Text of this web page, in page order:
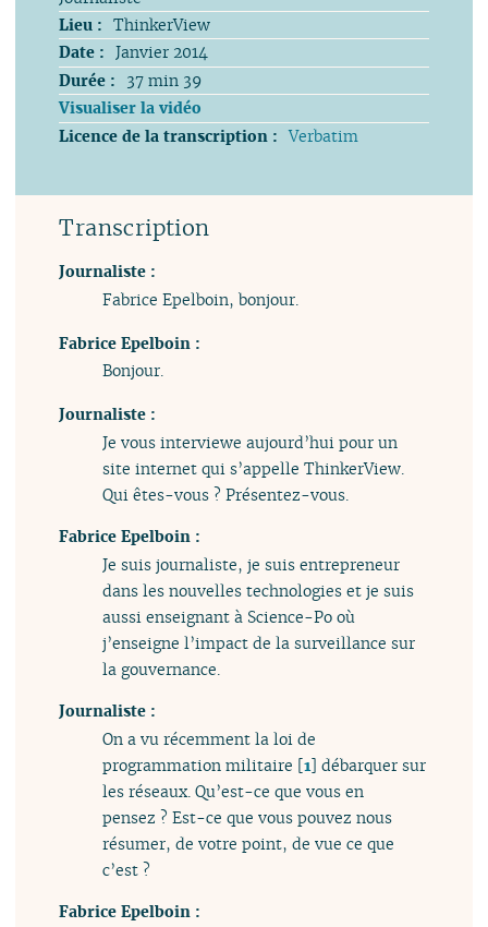
Lieu : ThinkerView
Date : Janvier 2014
Durée :
37 min 39
Visualiser la vidéo
Licence de la transcription : Verbatim
Transcription
Journaliste :
Fabrice Epelboin, bonjour.
Fabrice Epelboin :
Bonjour.
Journaliste :
Je vous interviewe aujourd’hui pour un
site internet qui s’appelle ThinkerView.
Qui êtes-vous ? Présentez-vous.
Fabrice Epelboin :
Je suis journaliste, je suis entrepreneur
dans les nouvelles technologies et je suis
aussi enseignant à Science-Po où
j’enseigne l’impact de la surveillance sur
la gouvernance.
Journaliste :
On a vu récemment la loi de
programmation militaire [1] débarquer sur
les réseaux. Qu’est-ce que vous en
pensez ? Est-ce que vous pouvez nous
résumer, de votre point, de vue ce que
c’est ?
Fabrice Epelboin :